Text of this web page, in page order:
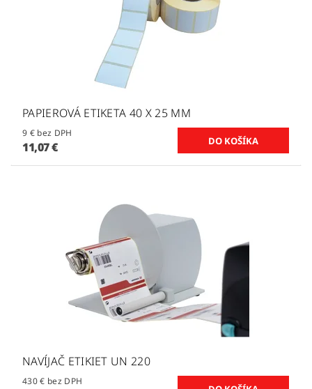
PAPIEROVÁ ETIKETA 40 X 25 MM
9 € bez DPH
11,07 €
NAVÍJAČ ETIKIET UN 220
430 € bez DPH